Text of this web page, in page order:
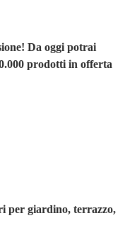
Da oggi potrai
prodotti in offerta
per giardino, terrazzo,